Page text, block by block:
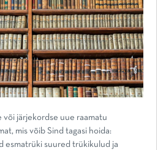
või järjekordse uue raamatu
mis võib Sind tagasi hoida:
esmatrüki suured trükikulud ja